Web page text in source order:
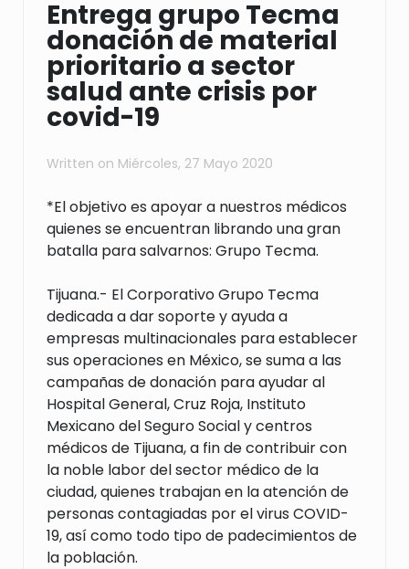
Entrega grupo Tecma
donación de material
prioritario a sector
salud ante crisis por
covid-19
Written on Miércoles, 27 Mayo 2020
*El objetivo es apoyar a nuestros médicos
quienes se encuentran librando una gran
batalla para salvarnos: Grupo Tecma.
Tijuana.- El Corporativo Grupo Tecma
dedicada a dar soporte y ayuda a
empresas multinacionales para establecer
sus operaciones en México, se suma a las
campañas de donación para ayudar al
Hospital General, Cruz Roja, Instituto
Mexicano del Seguro Social y centros
médicos de Tijuana, a fin de contribuir con
la noble labor del sector médico de la
ciudad, quienes trabajan en la atención de
personas contagiadas por el virus COVID-
19, así como todo tipo de padecimientos de
la población.